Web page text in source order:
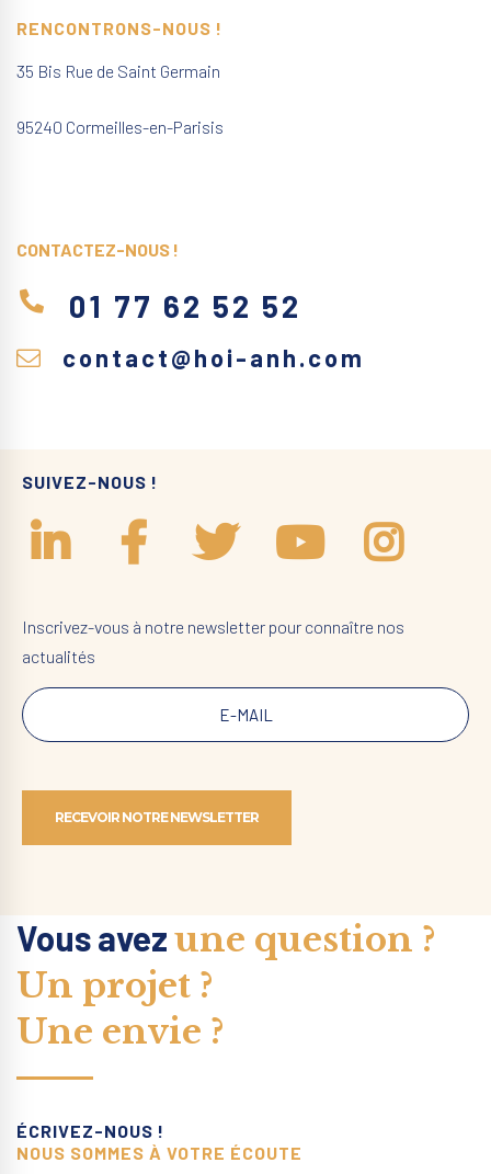
RENCONTRONS-NOUS !
35 Bis Rue de Saint Germain
95240 Cormeilles-en-Parisis
CONTACTEZ-NOUS !
01 77 62 52 52
contact@hoi-anh.com
SUIVEZ-NOUS !
Inscrivez-vous à notre newsletter pour connaître nos
actualités
Vous avezune question ?
Un projet ?
Une envie ?
ÉCRIVEZ-NOUS !
NOUS SOMMES À VOTRE ÉCOUTE